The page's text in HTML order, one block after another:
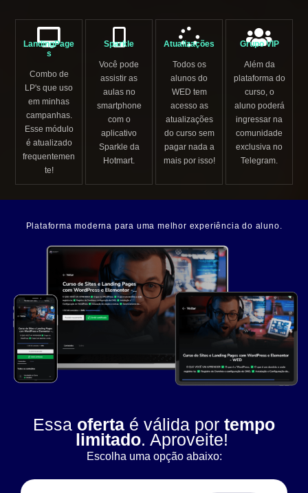
LandingPage
s
Combo de
LP's que uso
em minhas
campanhas.
Esse módulo
é atualizado
frequentemen
te!
Sparkle
Você pode
assistir as
aulas no
smartphone
com o
aplicativo
Sparkle da
Hotmart.
Atualizações
Todos os
alunos do
WED tem
acesso as
atualizações
do curso sem
pagar nada a
mais por isso!
Grupo VIP
Além da
plataforma do
curso, o
aluno poderá
ingressar na
comunidade
exclusiva no
Telegram.
Plataforma moderna para uma melhor experiência do aluno.
Essa oferta é válida por tempo
limitado. Aproveite!
Escolha uma opção abaixo: